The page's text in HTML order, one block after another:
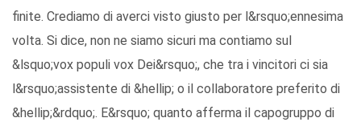
finite. Crediamo di averci visto giusto per l&rsquo;ennesima
volta. Si dice, non ne siamo sicuri ma contiamo sul
&lsquo;vox populi vox Dei&rsquo;, che tra i vincitori ci sia
l&rsquo;assistente di &hellip; o il collaboratore preferito di
&hellip;&rdquo;. E&rsquo; quanto afferma il capogruppo di